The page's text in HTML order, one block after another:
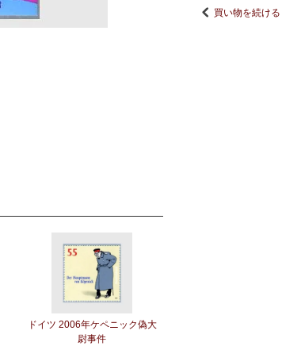
ドイツ 2006年ケペニック偽大
尉事件
買い物を続ける